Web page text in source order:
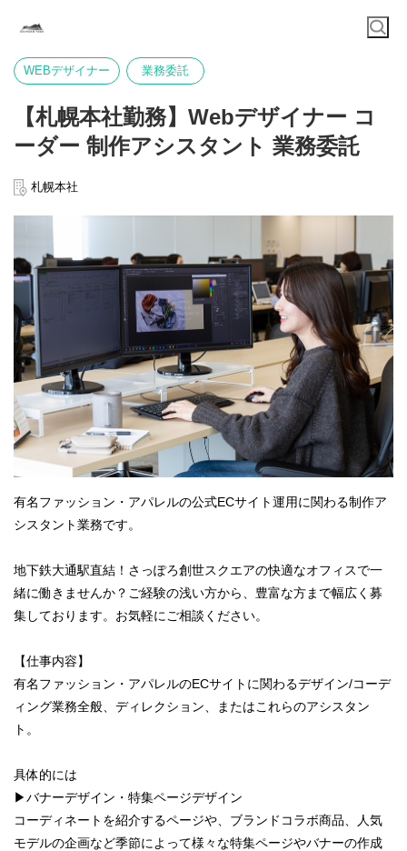
WEBデザイナー 業務委託
【札幌本社勤務】Webデザイナー コ
ーダー 制作アシスタント 業務委託
札幌本社
有名ファッション・アパレルの公式ECサイト運用に関わる制作ア
シスタント業務です。
地下鉄大通駅直結！さっぽろ創世スクエアの快適なオフィスで一
緒に働きませんか？ご経験の浅い方から、豊富な方まで幅広く募
集しております。お気軽にご相談ください。
【仕事内容】
有名ファッション・アパレルのECサイトに関わるデザイン/コーデ
ィング業務全般、ディレクション、またはこれらのアシスタン
ト。
具体的には
▶︎バナーデザイン・特集ページデザイン
コーディネートを紹介するページや、ブランドコラボ商品、人気
モデルの企画など季節によって様々な特集ページやバナーの作成